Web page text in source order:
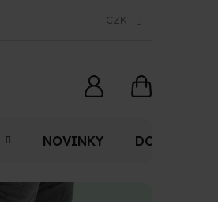
CZK
NÁKUPNÍ
KOŠÍK
NOVINKY DOPLŇKY